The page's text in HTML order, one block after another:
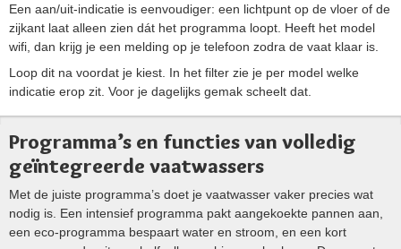
Een aan/uit-indicatie is eenvoudiger: een lichtpunt op de vloer of de
zijkant laat alleen zien dát het programma loopt. Heeft het model
wifi, dan krijg je een melding op je telefoon zodra de vaat klaar is.
Loop dit na voordat je kiest. In het filter zie je per model welke
indicatie erop zit. Voor je dagelijks gemak scheelt dat.
Programma’s en functies van volledig
geïntegreerde vaatwassers
Met de juiste programma’s doet je vaatwasser vaker precies wat
nodig is. Een intensief programma pakt aangekoekte pannen aan,
een eco-programma bespaart water en stroom, en een kort